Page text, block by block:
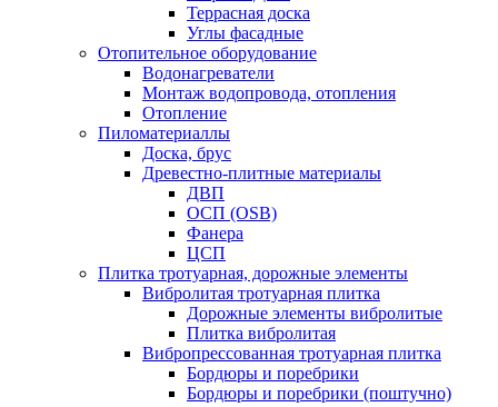
Террасная доска
Углы фасадные
Отопительное оборудование
Водонагреватели
Монтаж водопровода, отопления
Отопление
Пиломатериаллы
Доска, брус
Древестно-плитные материалы
ДВП
ОСП (OSB)
Фанера
ЦСП
Плитка тротуарная, дорожные элементы
Вибролитая тротуарная плитка
Дорожные элементы вибролитые
Плитка вибролитая
Вибропрессованная тротуарная плитка
Бордюры и поребрики
Бордюры и поребрики (поштучно)